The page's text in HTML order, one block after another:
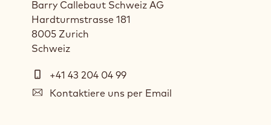
Barry Callebaut Schweiz AG
Hardturmstrasse 181
8005 Zurich
Schweiz
Telefon+41 43 204 04 99
E-
Kontaktiere uns per Email